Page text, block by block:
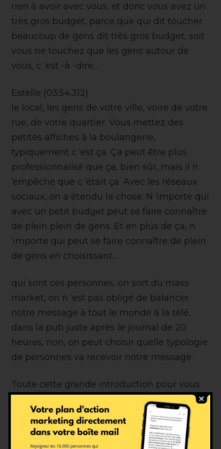
rien à avoir avec vous, et donc vous avez un
très gros budget, parce que qui dit toucher
beaucoup de gens dit très gros budget, soit
vous ne touchez que les gens autour de
vous, c ‘est -à -dire…
Estelle (03:54.312)
le local, les gens de votre ville, voire de votre
rue, de votre quartier. Vous mettez des
petites affiches à la boulangerie,
typiquement c ‘est ça. Ça peut être plus
professionnalisé que ça, bien sûr, mais il n
’empêche que c ‘était ça. Avec les réseaux
sociaux, on a étendu la chose. N ‘importe qui
avec un petit budget peut se faire connaître
de plein plein de gens. Et en plus de ça, n
‘importe qui peut se faire connaître de plein
de gens en choisissant…
qui sont ces personnes, on sort du mass
market, on n ‘est pas obligé de balancer
notre message à tout le monde à la télé,
dans la pub juste après le journal de 20
heures, non, on peut choisir quelle typologie
de personnes va recevoir notre message.
Toute cette grande introduction pour vous
dire que je ne suis pas contre les réseaux
sociaux. Je pense que les réseaux sociaux
sont une formidable opportunité qui a
littéralement changé le marketing digital,